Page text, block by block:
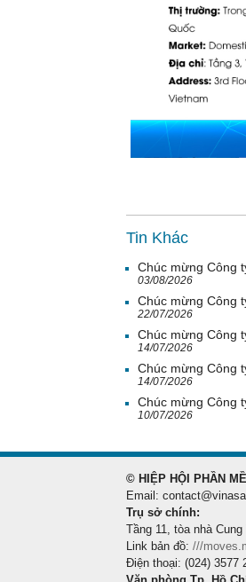
Tin Khác
Chúc mừng Công
03/08/2026
Chúc mừng Công
22/07/2026
Chúc mừng Công
14/07/2026
Chúc mừng Công
14/07/2026
Chúc mừng Công
10/07/2026
© HIỆP HỘI PHẦN
Email:
Trụ sở chính:
Tầng 11, tòa nhà
Link bản đồ: ///
Điện thoại: (024) 3577